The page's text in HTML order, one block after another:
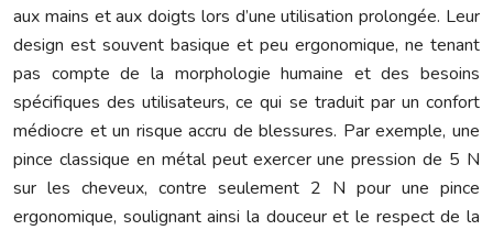
aux mains et aux doigts lors d’une utilisation prolongée. Leur
design est souvent basique et peu ergonomique, ne tenant
pas compte de la morphologie humaine et des besoins
spécifiques des utilisateurs, ce qui se traduit par un confort
médiocre et un risque accru de blessures. Par exemple, une
pince classique en métal peut exercer une pression de 5 N
sur les cheveux, contre seulement 2 N pour une pince
ergonomique, soulignant ainsi la douceur et le respect de la